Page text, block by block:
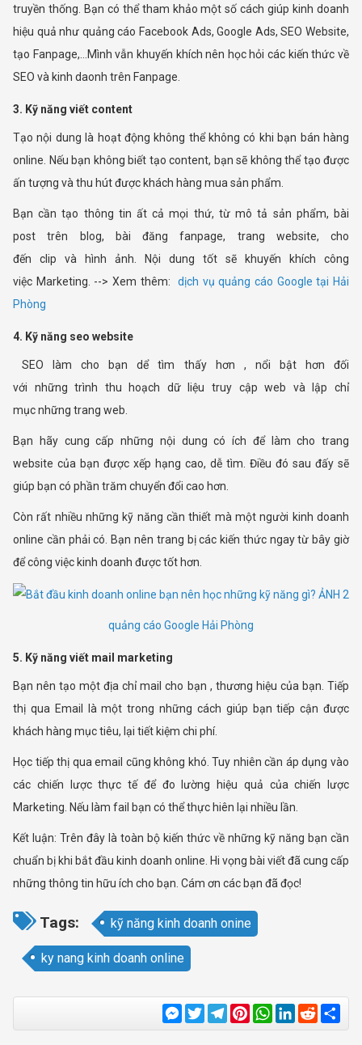
truyền thống. Bạn có thể tham khảo một số cách giúp kinh doanh
hiệu quả như quảng cáo Facebook Ads, Google Ads, SEO Website,
tạo Fanpage,…Mình vẫn khuyến khích nên học hỏi các kiến thức về
SEO và kinh daonh trên Fanpage.
3. Kỹ năng viết content
Tạo nội dung là hoạt động không thể không có khi bạn bán hàng
online. Nếu bạn không biết tạo content, bạn sẽ không thể tạo được
ấn tượng và thu hút được khách hàng mua sản phẩm.
Bạn cần tạo thông tin ất cả mọi thứ, từ mô tả sản phẩm, bài
post trên blog, bài đăng fanpage, trang website, cho
đến clip và hình ảnh. Nội dung tốt sẽ khuyến khích công
việc Marketing. --> Xem thêm: dịch vụ quảng cáo Google tại Hải
Phòng
4. Kỹ năng seo website
SEO làm cho bạn dể tìm thấy hơn , nổi bật hơn đối
với những trình thu hoạch dữ liệu truy cập web và lập chỉ
mục những trang web.
Bạn hãy cung cấp những nội dung có ích để làm cho trang
website của bạn được xếp hạng cao, dễ tìm. Điều đó sau đấy sẽ
giúp bạn có phần trăm chuyển đổi cao hơn.
Còn rất nhiều những kỹ năng cần thiết mà một người kinh doanh
online cần phải có. Bạn nên trang bị các kiến thức ngay từ bây giờ
để công việc kinh doanh được tốt hơn.
quảng cáo Google Hải Phòng
5. Kỹ năng viết mail marketing
Bạn nên tạo một địa chỉ mail cho bạn , thương hiệu của bạn. Tiếp
thị qua Email là một trong những cách giúp bạn tiếp cận được
khách hàng mục tiêu, lại tiết kiệm chi phí.
Học tiếp thị qua email cũng không khó. Tuy nhiên cần áp dụng vào
các chiến lược thực tế để đo lường hiệu quả của chiến lược
Marketing. Nếu làm fail bạn có thể thực hiên lại nhiều lần.
Kết luận: Trên đây là toàn bộ kiến thức về những kỹ năng bạn cần
chuẩn bị khi bắt đầu kinh doanh online. Hi vọng bài viết đã cung cấp
những thông tin hữu ích cho bạn. Cám ơn các bạn đã đọc!
Tags: kỹ năng kinh doanh onine
ky nang kinh doanh online
Messenger
TwitterTelegram
Pinterest
WhatsApp
LinkedIn
Reddit